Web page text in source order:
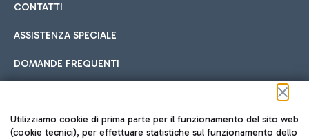
CONTATTI
ASSISTENZA SPECIALE
DOMANDE FREQUENTI
Seguici sui social
Utilizziamo cookie di prima parte per il funzionamento del sito web
(cookie tecnici), per effettuare statistiche sul funzionamento dello